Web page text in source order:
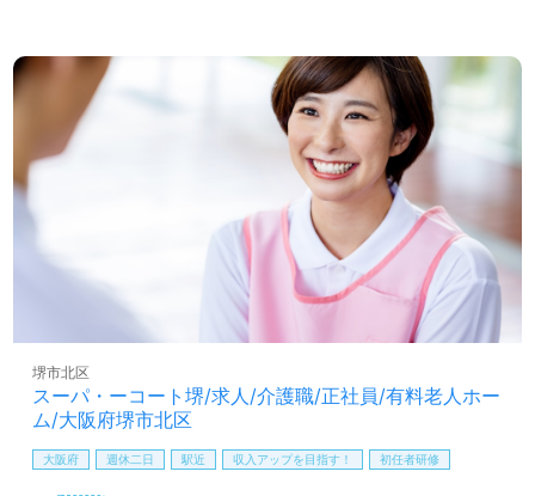
厚い福利厚生、残業少な目で働きやすい環境面、先輩職員
様からのあたたかなサポートもうれしいポイント！『患者
様のお役に立ちたい、経験/資格を活かしたい』『資格取得
を目指している、介護知識や技術力を高めたい、やりがい
を感じながら働きたい』『患者様、一緒に働く同僚、自分
自身を大切にしたい』『転職でキャリアチェンジを実現し
たい、施設形態や環境を変えて働きたい』等の方も大歓迎
です。募集詳細等、担当コンサルタントよりご案内しま
す。お問い合わせも遠慮なくお願いします。
医療/福祉業界の正社員/パート求人探しは【ウィルオブ介
護】＊求人情報収集、将来的に検討の方も遠慮なく＊
相談可能です。転職相談、求人紹介、年収交渉など完全無
料サービスをご利用いただけます。＜非公開求人も取扱い
あり！＞"転職支援"のプロと一緒に転職活動！お問い合わ
せお待ちしております。
スーパ・ーコート堺/求人/介護職/正社員/有料老人ホー
ム/大阪府堺市北区
堺市北区
大阪府 週休二日 駅近 収入アップを目指す！ 初任者研修